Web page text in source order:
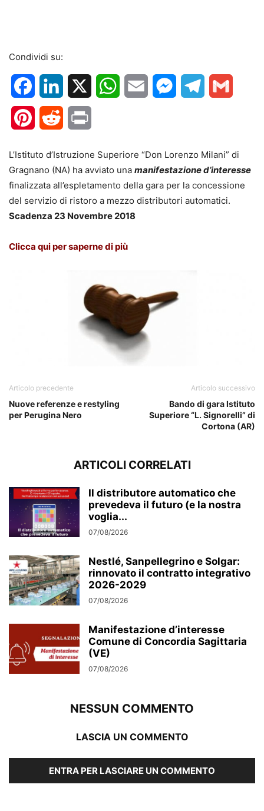
Condividi su:
FacebookLinkedIn WhatsApp
Email MessengerTelegram
PinterestReddit
L’Istituto d’Istruzione Superiore “Don Lorenzo Milani” di
Gragnano (NA) ha avviato una manifestazione d’interesse
finalizzata all’espletamento della gara per la concessione
del servizio di ristoro a mezzo distributori automatici.
Scadenza 23 Novembre 2018
Clicca qui per saperne di più
Articolo precedente
Nuove referenze e restyling
per Perugina Nero
Articolo successivo
Bando di gara Istituto
Superiore “L. Signorelli” di
Cortona (AR)
ARTICOLI CORRELATI
Il distributore automatico che
prevedeva il futuro (e la nostra
voglia...
07/08/2026
Nestlé, Sanpellegrino e Solgar:
rinnovato il contratto integrativo
2026-2029
07/08/2026
Manifestazione d’interesse
Comune di Concordia Sagittaria
(VE)
07/08/2026
NESSUN COMMENTO
LASCIA UN COMMENTO
ENTRA PER LASCIARE UN COMMENTO